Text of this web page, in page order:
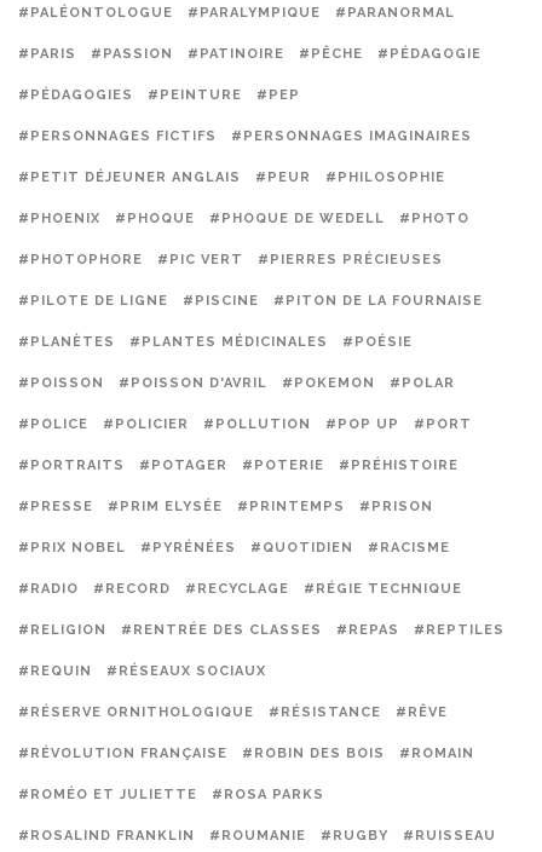
#PALÉONTOLOGUE #PARALYMPIQUE #PARANORMAL
#PARIS #PASSION #PATINOIRE #PÊCHE #PÉDAGOGIE
#PÉDAGOGIES #PEINTURE #PEP
#PERSONNAGES FICTIFS #PERSONNAGES IMAGINAIRES
#PETIT DÉJEUNER ANGLAIS #PEUR #PHILOSOPHIE
#PHOENIX #PHOQUE #PHOQUE DE WEDELL #PHOTO
#PHOTOPHORE #PIC VERT #PIERRES PRÉCIEUSES
#PILOTE DE LIGNE #PISCINE #PITON DE LA FOURNAISE
#PLANÈTES #PLANTES MÉDICINALES #POÉSIE
#POISSON #POISSON D'AVRIL #POKEMON #POLAR
#POLICE #POLICIER #POLLUTION #POP UP #PORT
#PORTRAITS #POTAGER #POTERIE #PRÉHISTOIRE
#PRESSE #PRIM ELYSÉE #PRINTEMPS #PRISON
#PRIX NOBEL #PYRÉNÉES #QUOTIDIEN #RACISME
#RADIO #RECORD #RECYCLAGE #RÉGIE TECHNIQUE
#RELIGION #RENTRÉE DES CLASSES #REPAS #REPTILES
#REQUIN #RÉSEAUX SOCIAUX
#RÉSERVE ORNITHOLOGIQUE #RÉSISTANCE #RÊVE
#RÉVOLUTION FRANÇAISE #ROBIN DES BOIS #ROMAIN
#ROMÉO ET JULIETTE #ROSA PARKS
#ROSALIND FRANKLIN #ROUMANIE #RUGBY #RUISSEAU